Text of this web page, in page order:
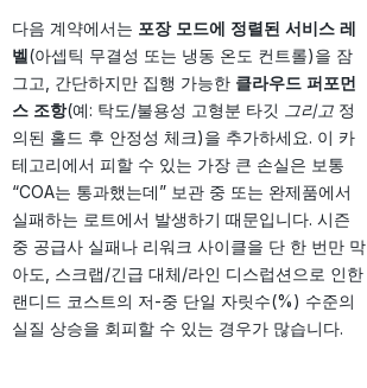
다음 계약에서는 포장 모드에 정렬된 서비스 레
벨(아셉틱 무결성 또는 냉동 온도 컨트롤)을 잠
그고, 간단하지만 집행 가능한 클라우드 퍼포먼
스 조항(예: 탁도/불용성 고형분 타깃 그리고 정
의된 홀드 후 안정성 체크)을 추가하세요. 이 카
테고리에서 피할 수 있는 가장 큰 손실은 보통
“COA는 통과했는데” 보관 중 또는 완제품에서
실패하는 로트에서 발생하기 때문입니다. 시즌
중 공급사 실패나 리워크 사이클을 단 한 번만 막
아도, 스크랩/긴급 대체/라인 디스럽션으로 인한
랜디드 코스트의 저-중 단일 자릿수(%) 수준의
실질 상승을 회피할 수 있는 경우가 많습니다.